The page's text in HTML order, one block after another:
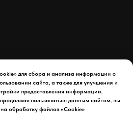
для сбора и анализа информации о
сайта, а также для улучшения и
предоставления информации.
пользоваться данным сайтом, вы
обработку файлов «Cookie»
Документы
Реквизиты компании
Политика конфиденциальности